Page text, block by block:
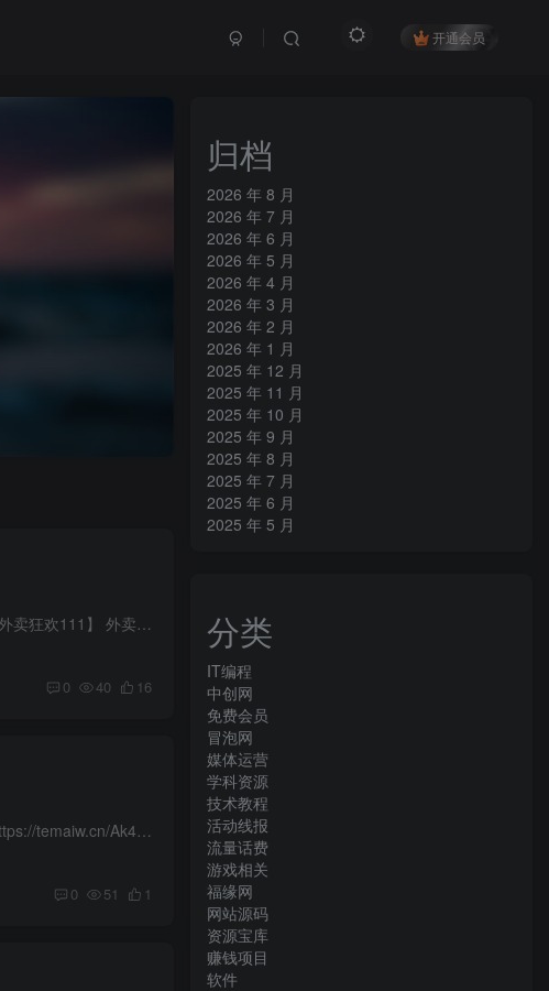
开通会员
京东🔍搜【外卖福利161】 每天领取15-10亓外卖券！ 👉https://u.jd.com/XDAPNpg - 京东🔍搜【外卖狂欢111】 外卖点餐直达！免配送费！ 👉https://u.jd.com/XDAPNmU - 京东🔍搜【外卖补贴161】 ...
0 40 16
1️⃣淘宝闪购每天领9~15亓红包 👉https://temaiw.cn/ADaYBU - 2️⃣淘宝闪购每天领外卖优惠券 👉https://temaiw.cn/Ak43Z4 - 3️⃣淘宝闪购千问外卖券双叠加 👉https://temaiw.cn/AAOYTB - 三...
0 51 1
归档
2026 年 8 月
2026 年 7 月
2026 年 6 月
2026 年 5 月
2026 年 4 月
2026 年 3 月
2026 年 2 月
2026 年 1 月
2025 年 12 月
2025 年 11 月
2025 年 10 月
2025 年 9 月
2025 年 8 月
2025 年 7 月
2025 年 6 月
2025 年 5 月
分类
IT编程
中创网
免费会员
冒泡网
媒体运营
学科资源
技术教程
活动线报
流量话费
游戏相关
福缘网
网站源码
资源宝库
赚钱项目
软件